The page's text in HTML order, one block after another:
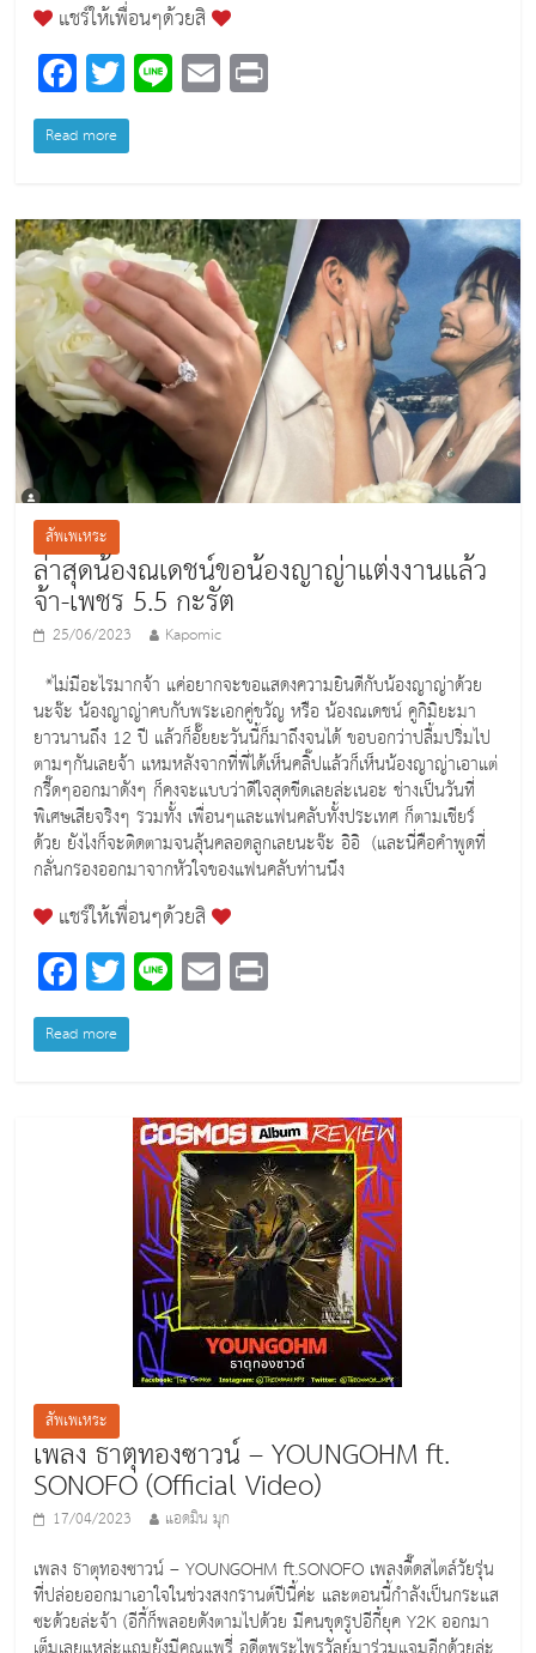
แชร์ให้เพื่อนๆด้วยสิ
F
a
c
b
o
o
k
T
wi
tt
Li
n
E
m
Read more
สัพเพเหระ
ล่าสุดน้องณเดชน์ขอน้องญาญ่าแต่งงานแล้ว
จ้า-เพชร 5.5 กะรัต
25/06/2023 Kapomic
*ไม่มีอะไรมากจ้า แค่อยากจะขอแสดงความยินดีกับน้องญาญ่าด้วย
นะจ๊ะ น้องญาญ่าคบกับพระเอกคู่ขวัญ หรือ น้องณเดชน์ คูกิมิยะมา
ยาวนานถึง 12 ปี แล้วก็อั๊ยยะวันนี้ก็มาถึงจนได้ ขอบอกว่าปลื้มปริ่มไป
ตามๆกันเลยจ้า แหมหลังจากที่พี่ได้เห็นคลิ๊ปแล้วก็เห็นน้องญาญ่าเอาแต่
กรี๊ดๆออกมาดังๆ ก็คงจะแบบว่าดีใจสุดขีดเลยล่ะเนอะ ช่างเป็นวันที่
พิเศษเสียจริงๆ รวมทั้ง เพื่อนๆและแฟนคลับทั้งประเทศ ก็ตามเชียร์
ด้วย ยังไงก็จะติดตามจนลุ้นคลอดลูกเลยนะจ๊ะ อิอิ (และนี่คือคำพูดที่
กลั่นกรองออกมาจากหัวใจของแฟนคลับท่านนึง
แชร์ให้เพื่อนๆด้วยสิ
F
a
c
T
wi
tt
Li
n
E
m
Read more
สัพเพเหระ
เพลง ธาตุทองซาวน์ – YOUNGOHM ft.
SONOFO (Official Video)
17/04/2023 แอดมิน มุก
เพลง ธาตุทองซาวน์ – YOUNGOHM ft.SONOFO เพลงตื๊ดสไตล์วัยรุ่น
ที่ปล่อยออกมาเอาใจในช่วงสงกรานต์ปีนี้ค่ะ และตอนนี้กำลังเป็นกระแส
ซะด้วยล่ะจ้า (อีกี้ก็พลอยดังตามไปด้วย มีคนขุดรูปอีกี้ยุค Y2K ออกมา